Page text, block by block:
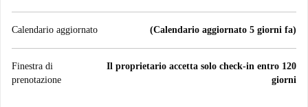
Calendario aggiornato (Calendario aggiornato 5 giorni fa)
Finestra di
prenotazione
Il proprietario accetta solo check-in entro 120
giorni